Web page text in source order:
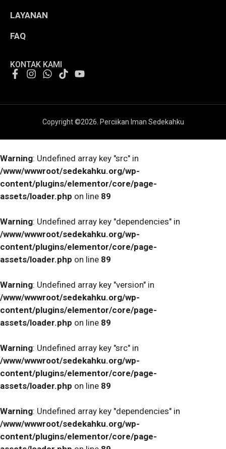
LAYANAN
FAQ
KONTAK KAMI
Copyright ©2026. Perciikan Iman Sedekahku
Warning: Undefined array key "src" in
/www/wwwroot/sedekahku.org/wp-
content/plugins/elementor/core/page-
assets/loader.php on line 89
Warning: Undefined array key "dependencies" in
/www/wwwroot/sedekahku.org/wp-
content/plugins/elementor/core/page-
assets/loader.php on line 89
Warning: Undefined array key "version" in
/www/wwwroot/sedekahku.org/wp-
content/plugins/elementor/core/page-
assets/loader.php on line 89
Warning: Undefined array key "src" in
/www/wwwroot/sedekahku.org/wp-
content/plugins/elementor/core/page-
assets/loader.php on line 89
Warning: Undefined array key "dependencies" in
/www/wwwroot/sedekahku.org/wp-
content/plugins/elementor/core/page-